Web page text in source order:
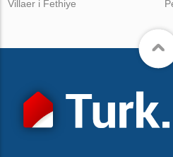
Villaer i Fethiye